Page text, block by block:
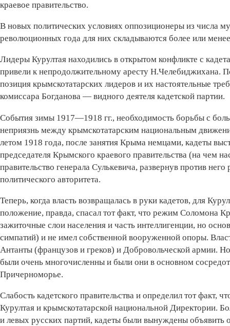
краевое правительство.
В новых политических условиях оппозиционеры из числа
революционных года для них складываются более или
Лидеры Курултая находились в открытом конфликте с
привели к непродолжительному аресту Н.Челебиджихана.
позиция крымскотатарских лидеров и их настоятельные
комиссара Богданова — видного деятеля кадетской партии.
События зимы 1917—1918 гг., необходимость борьбы с
неприязнь между крымскотатарским национальным
летом 1918 года, после занятия Крыма немцами, кадеты
председателя Крымского краевого правительства (на чем
правительство генерала Сулькевича, развернув против
политического авторитета.
Теперь, когда власть возвращалась в руки кадетов, для
положение, правда, спасал тот факт, что режим Соломона
зажиточные слои населения и часть интеллигенции, но
симпатий) и не имел собственной вооруженной опоры.
Антанты (французов и греков) и Добровольческой армии.
были очень многочисленны и были они в основном
Причерноморье.
Слабость кадетского правительства и определил тот факт,
Курултая и крымскотатарской национальной Директории.
и левых русских партий, кадеты были вынуждены